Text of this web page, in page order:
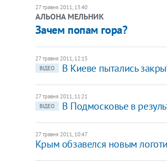
27 травня 2011, 13:40
АЛЬОНА МЕЛЬНИК
Зачем попам гора?
27 травня 2011, 12:15
ВІДЕО
В Киеве пытались
27 травня 2011, 11:21
ВІДЕО
В Подмосковье в
27 травня 2011, 10:47
Крым обзавелся новым